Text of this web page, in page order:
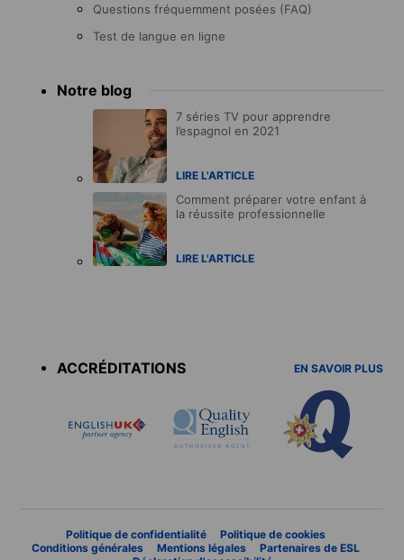
Questions fréquemment posées (FAQ)
Test de langue en ligne
Notre blog
7 séries TV pour apprendre
l’espagnol en 2021
LIRE L'ARTICLE
Comment préparer votre enfant à
la réussite professionnelle
LIRE L'ARTICLE
ACCRÉDITATIONS
EN SAVOIR PLUS
Politique de confidentialité
Politique de cookies
Conditions générales
Mentions légales
Partenaires de ESL